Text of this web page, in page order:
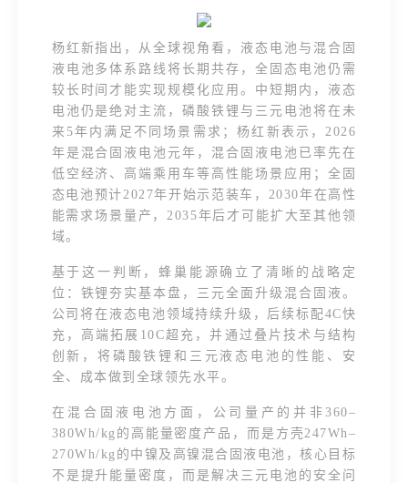
杨红新指出，从全球视角看，液态电池与混合固
液电池多体系路线将长期共存，全固态电池仍需
较长时间才能实现规模化应用。中短期内，液态
电池仍是绝对主流，磷酸铁锂与三元电池将在未
来5年内满足不同场景需求；杨红新表示，2026
年是混合固液电池元年，混合固液电池已率先在
低空经济、高端乘用车等高性能场景应用；全固
态电池预计2027年开始示范装车，2030年在高性
能需求场景量产，2035年后才可能扩大至其他领
域。
基于这一判断，蜂巢能源确立了清晰的战略定
位：铁锂夯实基本盘，三元全面升级混合固液。
公司将在液态电池领域持续升级，后续标配4C快
充，高端拓展10C超充，并通过叠片技术与结构
创新，将磷酸铁锂和三元液态电池的性能、安
全、成本做到全球领先水平。
在混合固液电池方面，公司量产的并非360–
380Wh/kg的高能量密度产品，而是方壳247Wh–
270Wh/kg的中镍及高镍混合固液电池，核心目标
不是提升能量密度，而是解决三元电池的安全问